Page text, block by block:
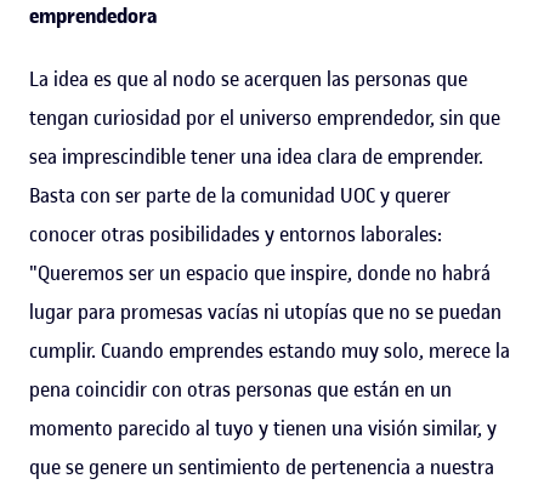
emprendedora
La idea es que al nodo se acerquen las personas que
tengan curiosidad por el universo emprendedor, sin que
sea imprescindible tener una idea clara de emprender.
Basta con ser parte de la comunidad UOC y querer
conocer otras posibilidades y entornos laborales:
"Queremos ser un espacio que inspire, donde no habrá
lugar para promesas vacías ni utopías que no se puedan
cumplir. Cuando emprendes estando muy solo, merece la
pena coincidir con otras personas que están en un
momento parecido al tuyo y tienen una visión similar, y
que se genere un sentimiento de pertenencia a nuestra